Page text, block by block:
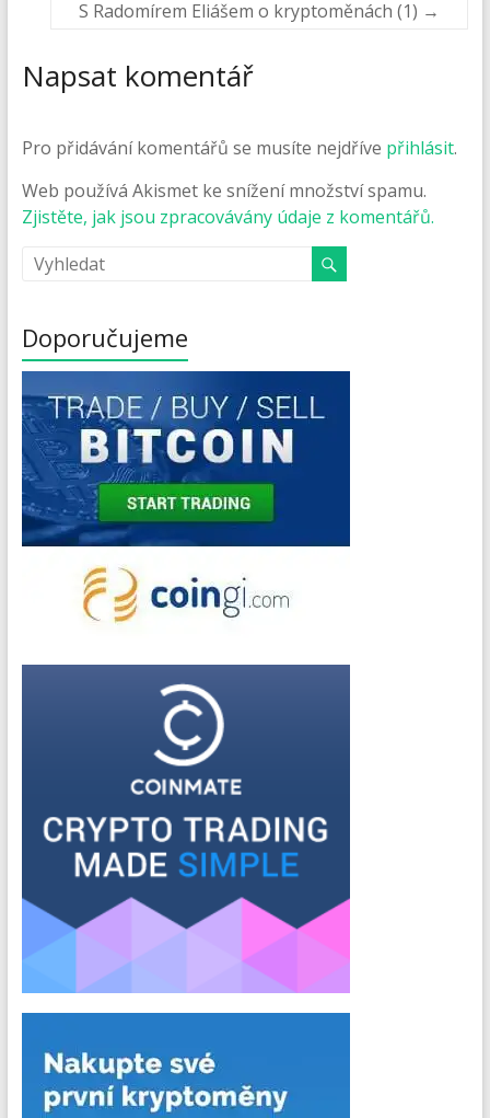
S Radomírem Eliášem o kryptoměnách (1) →
Napsat komentář
Pro přidávání komentářů se musíte nejdříve přihlásit.
Web používá Akismet ke snížení množství spamu.
Zjistěte, jak jsou zpracovávány údaje z komentářů.
Doporučujeme